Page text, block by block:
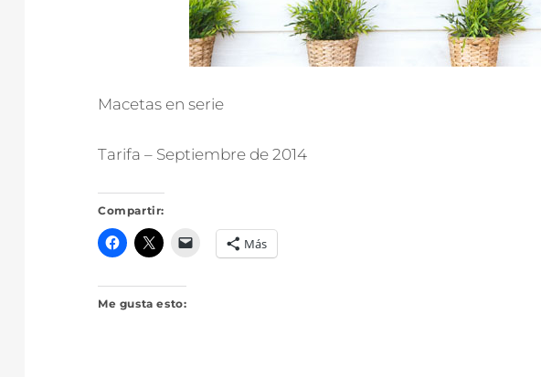
Macetas en serie
Tarifa – Septiembre de 2014
Compartir:
Más
Me gusta esto: